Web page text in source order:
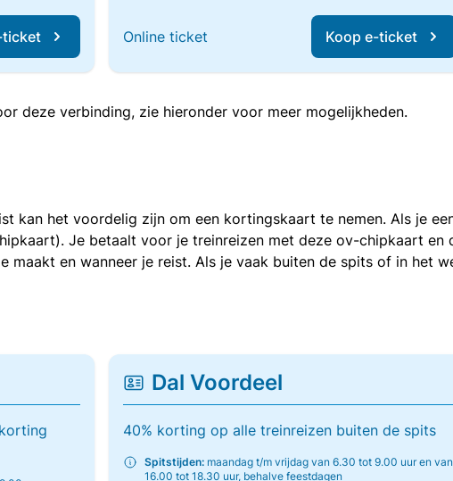
ticket Online ticket Koop e-ticket
deze verbinding, zie hieronder voor meer mogelijkheden.
kan het voordelig zijn om een kortingskaart te nemen. Als je
Je betaalt voor je treinreizen met deze ov-chipkaart
maakt en wanneer je reist. Als je vaak buiten de spits of in het
Dal Voordeel
40% korting op alle treinreizen buiten de spits
Spitstijden: maandag t/m vrijdag van 6.30 tot 9.00 uur en van
16.00 tot 18.30 uur, behalve feestdagen